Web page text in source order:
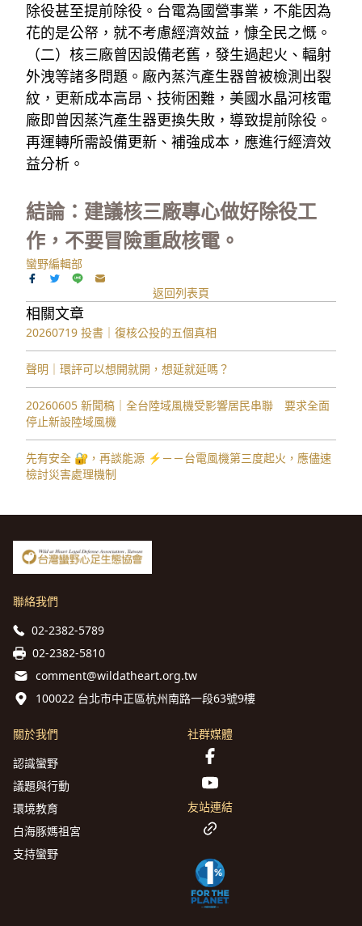
除役甚至提前除役。台電為國營事業，不能因為
花的是公帑，就不考慮經濟效益，慷全民之慨。
（二）核三廠曾因設備老舊，發生過起火、輻射
外洩等諸多問題。廠內蒸汽產生器曾被檢測出裂
紋，更新成本高昂、技術困難，美國水晶河核電
廠即曾因蒸汽產生器更換失敗，導致提前除役。
再運轉所需設備更新、補強成本，應進行經濟效
益分析。
結論：建議核三廠專心做好除役工
作，不要冒險重啟核電。
蠻野編輯部
返回列表頁
相關文章
20260719 投書｜復核公投的五個真相
聲明｜環評可以想開就開，想延就延嗎？
20260605 新聞稿｜全台陸域風機受影響居民串聯 要求全面
停止新設陸域風機
先有安全 🔐，再談能源 ⚡️－－台電風機第三度起火，應儘速
檢討災害處理機制
聯絡我們
02-2382-5789
02-2382-5810
comment@wildatheart.org.tw
100022 台北市中正區杭州南路一段63號9樓
關於我們
認識蠻野
議題與行動
環境教育
白海豚媽祖宮
支持蠻野
社群媒體
友站連結